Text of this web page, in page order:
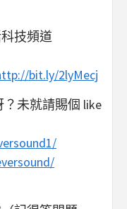
技頻道
bit.ly/2lyMecj
？未就請賜個 like